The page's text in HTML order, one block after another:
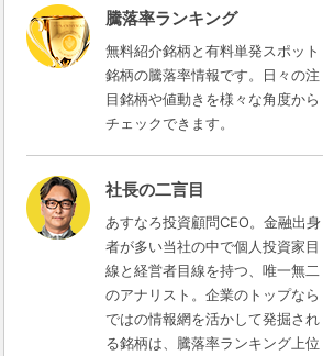
騰落率ランキング
無料紹介銘柄と有料単発スポット
銘柄の騰落率情報です。日々の注
目銘柄や値動きを様々な角度から
チェックできます。
社長の二言目
あすなろ投資顧問CEO。金融出身
者が多い当社の中で個人投資家目
線と経営者目線を持つ、唯一無二
のアナリスト。企業のトップなら
ではの情報網を活かして発掘され
る銘柄は、騰落率ランキング上位